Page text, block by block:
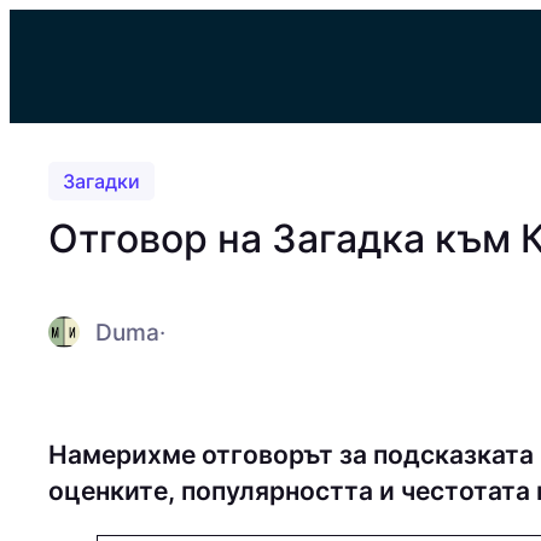
Загадки
Отговор на Загадка към
Duma·
Намерихме отговорът за
оценките, популярността и